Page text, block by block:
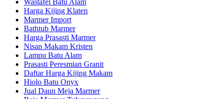
Harga Kijing Klaten
Marmer Import
Bathtub Marmer
Harga Prasasti Marmer
Nisan Makam Kristen
Lampu Batu Alam
Prasasti Peresmian Granit
Daftar Harga Kijing Makam
Hiolo Batu Onyx
Jual Daun Meja Marmer